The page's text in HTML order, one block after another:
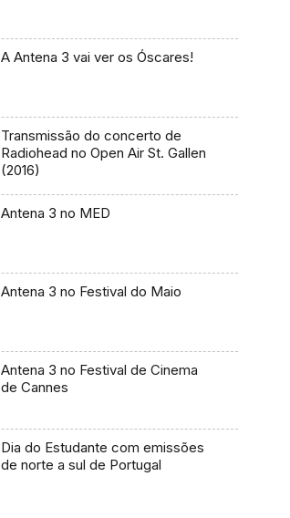
A Antena 3 vai ver os Óscares!
Transmissão do concerto de
Radiohead no Open Air St. Gallen
(2016)
Antena 3 no MED
Antena 3 no Festival do Maio
Antena 3 no Festival de Cinema
de Cannes
Dia do Estudante com emissões
de norte a sul de Portugal